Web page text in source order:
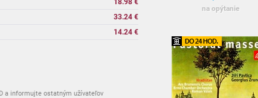
18.98 €
33.24 €
14.24 €
a informujte ostatným užívateľov
na opýtanie